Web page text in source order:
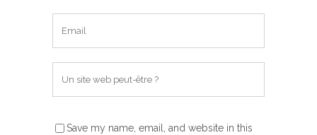
Save my name, email, and website in this